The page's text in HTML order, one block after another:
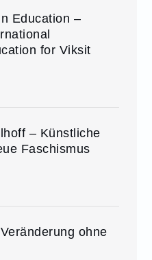
Education –
for Viksit
– Künstliche
Faschismus
ohne